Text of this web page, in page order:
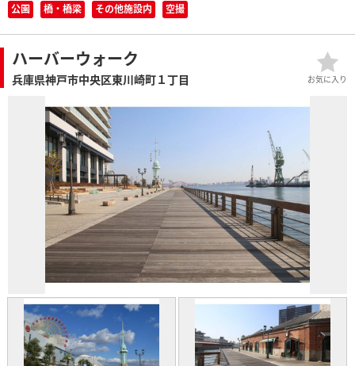
公園 橋・橋梁 その他施設内 空撮
ハーバーウォーク
兵庫県神戸市中央区東川崎町１丁目 お気に入り